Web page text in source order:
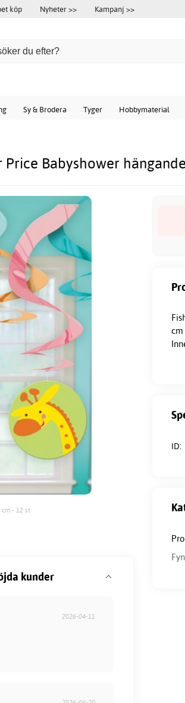
köp Nyheter >> Kampanj >>
Sy & Brodera Tyger Hobbymaterial
Price Babyshower
- 12 st
ID:
kunder
2026-04-11